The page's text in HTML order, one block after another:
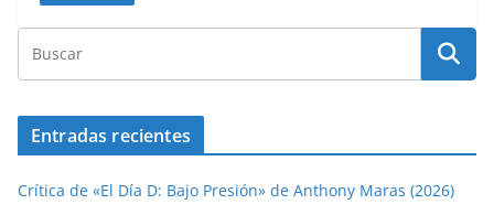
Entradas recientes
Crítica de «El Día D: Bajo Presión» de Anthony Maras (2026)